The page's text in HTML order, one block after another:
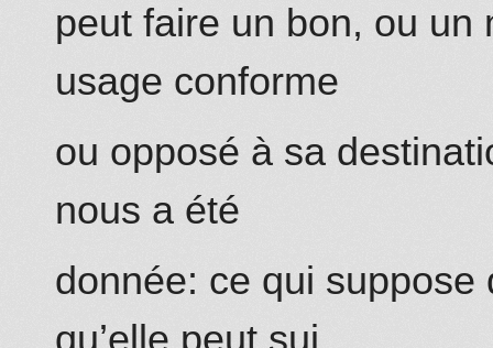
peut faire un bon, ou un
usage conforme
ou opposé à sa
nous a été
donnée: ce qui suppose